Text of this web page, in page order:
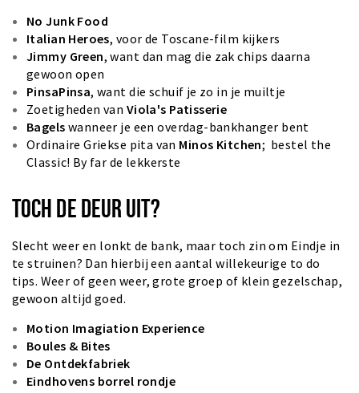
No Junk Food
Italian Heroes, voor de Toscane-film kijkers
Jimmy Green, want dan mag die zak chips daarna
gewoon open
PinsaPinsa, want die schuif je zo in je muiltje
Zoetigheden van Viola's Patisserie
Bagels wanneer je een overdag-bankhanger bent
Ordinaire Griekse pita van Minos Kitchen; bestel the
Classic! By far de lekkerste
TOCH DE DEUR UIT?
Slecht weer en lonkt de bank, maar toch zin om Eindje in
te struinen? Dan hierbij een aantal willekeurige to do
tips. Weer of geen weer, grote groep of klein gezelschap,
gewoon altijd goed.
Motion Imagiation Experience
Boules & Bites
De Ontdekfabriek
Eindhovens borrel rondje